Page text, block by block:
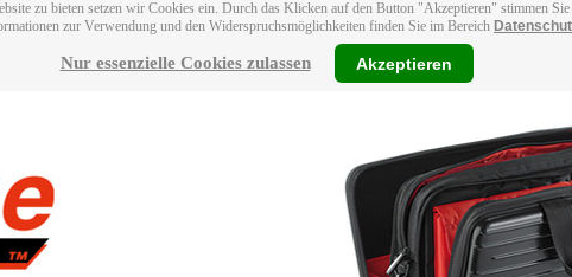
zu bieten setzen wir Cookies ein. Durch das Klicken auf den Button "Akzeptieren" stimmen
zur Verwendung und den Widerspruchsmöglichkeiten finden Sie im Bereich
Nur essenzielle Cookies zulassen Akzeptieren